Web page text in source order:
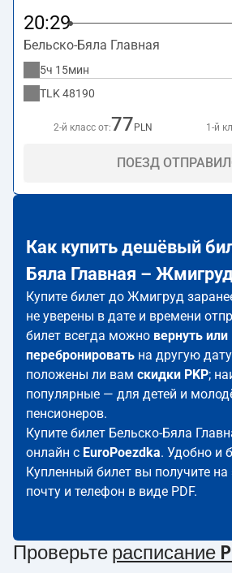
20:29
Бельско-Бяла Главная
5ч 15мин
TLK 48190
2-й класс от:77 PLN 1-й
ПОЕЗД
Как купить дешёвый
Бяла Главная –
Купите билет до Жмигруд
не уверены в дате и времени
билет всегда можно вернуть или
перебронировать на другую
положены ли вам скидки PKP;
популярные — для детей и
пенсионеров.
Купите билет Бельско-Бяла
онлайн с EuroPoezdka. Удобно и
Купленный билет вы получите
почту и телефон в виде PDF.
Проверьте расписание